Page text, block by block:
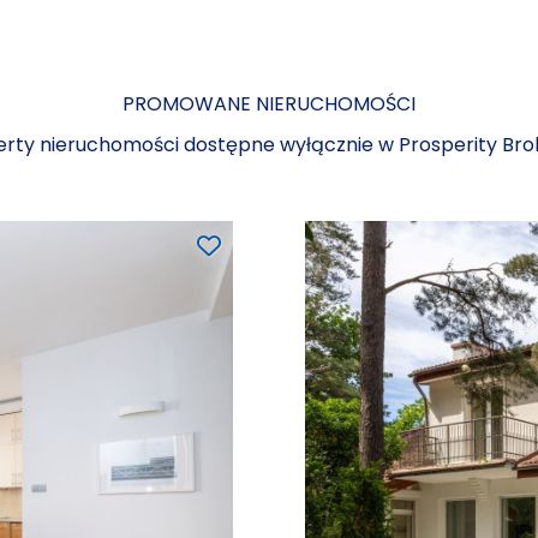
PROMOWANE NIERUCHOMOŚCI
nieruchomości dostępne wyłącznie w Prosperity